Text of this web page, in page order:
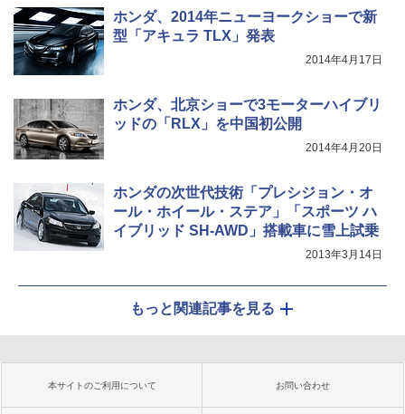
ホンダ、2014年ニューヨークショーで新
型「アキュラ TLX」発表
2014年4月17日
ホンダ、北京ショーで3モーターハイブリ
ッドの「RLX」を中国初公開
2014年4月20日
ホンダの次世代技術「プレシジョン・オ
ール・ホイール・ステア」「スポーツ ハ
イブリッド SH-AWD」搭載車に雪上試乗
2013年3月14日
もっと関連記事を見る
本サイトのご利用について お問い合わせ